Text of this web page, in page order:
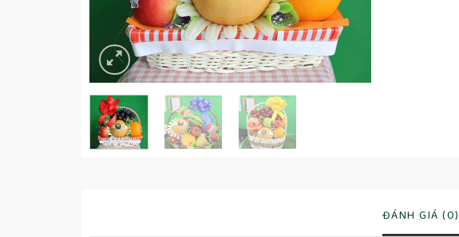
ĐÁNH GIÁ (0)